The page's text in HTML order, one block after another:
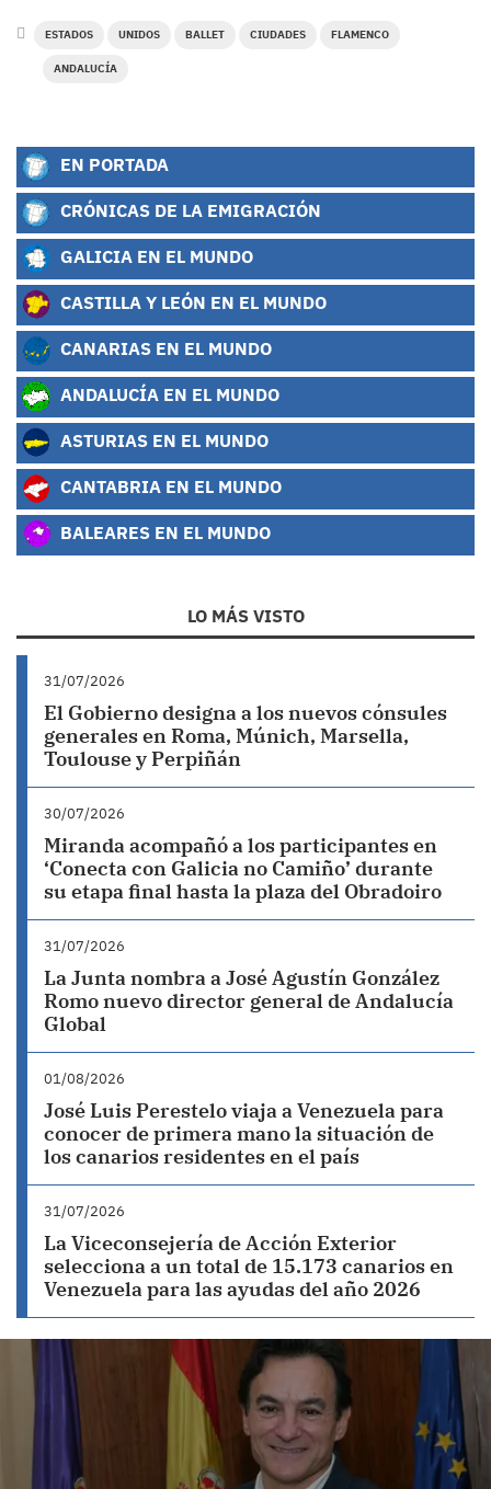
ESTADOS UNIDOS BALLET CIUDADES FLAMENCO
ANDALUCÍA
EN PORTADA
CRÓNICAS DE LA EMIGRACIÓN
GALICIA EN EL MUNDO
CASTILLA Y LEÓN EN EL MUNDO
CANARIAS EN EL MUNDO
ANDALUCÍA EN EL MUNDO
ASTURIAS EN EL MUNDO
CANTABRIA EN EL MUNDO
BALEARES EN EL MUNDO
LO MÁS VISTO
31/07/2026
El Gobierno designa a los nuevos cónsules
generales en Roma, Múnich, Marsella,
Toulouse y Perpiñán
30/07/2026
Miranda acompañó a los participantes en
‘Conecta con Galicia no Camiño’ durante
su etapa final hasta la plaza del Obradoiro
31/07/2026
La Junta nombra a José Agustín González
Romo nuevo director general de Andalucía
Global
01/08/2026
José Luis Perestelo viaja a Venezuela para
conocer de primera mano la situación de
los canarios residentes en el país
31/07/2026
La Viceconsejería de Acción Exterior
selecciona a un total de 15.173 canarios en
Venezuela para las ayudas del año 2026